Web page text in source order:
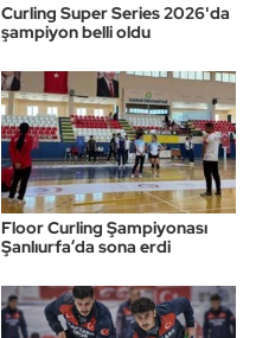
Curling Super Series 2026'da
şampiyon belli oldu
Floor Curling Şampiyonası
Şanlıurfa’da sona erdi